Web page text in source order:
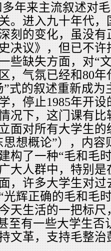
年来主流叙述对
。进入九十年代
刻的变化，虽没
决议》，但已不
些缺失方面，对“
，气氛已经和80
”式的叙述重新成
，停止1985年开
况下，这门课有
面对所有大学生的
思想概论”），内
构了一种“毛和毛
大人群中，特别
，许多大学生对
光辉正确的毛和毛
天生活的一把标
至有一些大学生否
文革，支持毛整治